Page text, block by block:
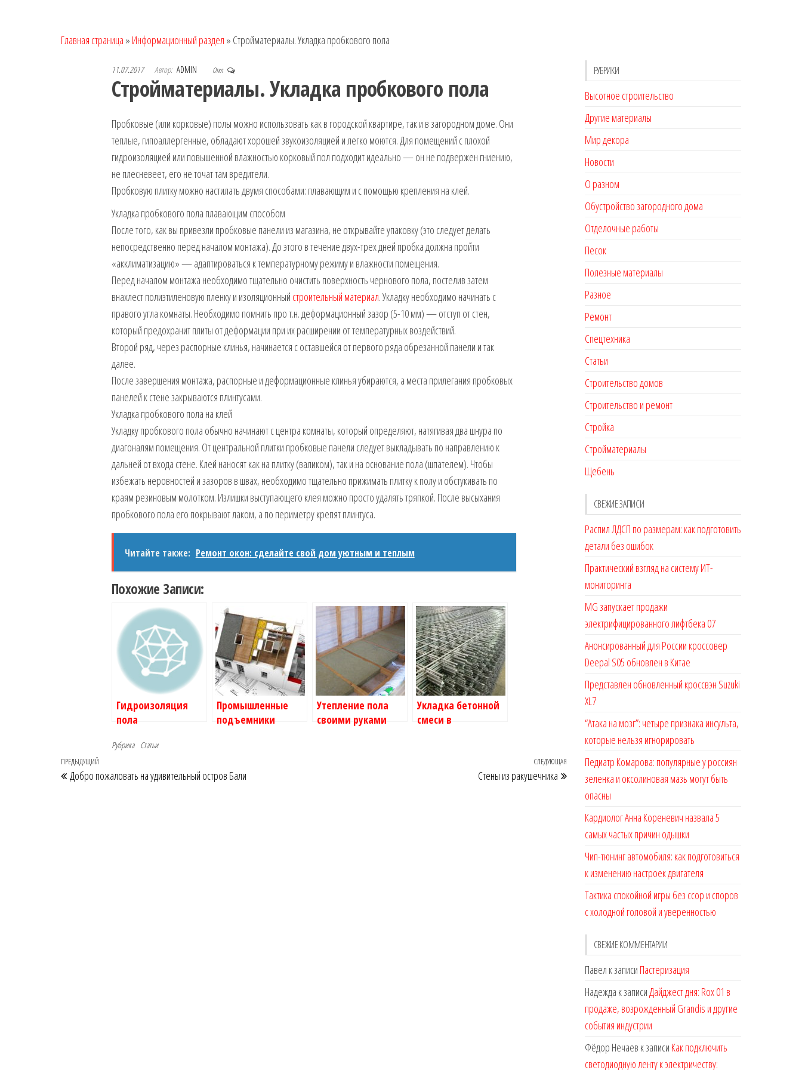
Главная страница » Информационный раздел » Стройматериалы. Укладка пробкового пола
11.07.2017 Автор: ADMIN Откл
Стройматериалы. Укладка пробкового пола
Пробковые (или корковые) полы можно использовать как в городской квартире, так и в загородном доме. Они
теплые, гипоаллергенные, обладают хорошей звукоизоляцией и легко моются. Для помещений с плохой
гидроизоляцией или повышенной влажностью корковый пол подходит идеально — он не подвержен гниению,
не плесневеет, его не точат там вредители.
Пробковую плитку можно настилать двумя способами: плавающим и с помощью крепления на клей.
Укладка пробкового пола плавающим способом
После того, как вы привезли пробковые панели из магазина, не открывайте упаковку (это следует делать
непосредственно перед началом монтажа). До этого в течение двух-трех дней пробка должна пройти
«акклиматизацию» — адаптироваться к температурному режиму и влажности помещения.
Перед началом монтажа необходимо тщательно очистить поверхность чернового пола, постелив затем
внахлест полиэтиленовую пленку и изоляционный строительный материал. Укладку необходимо начинать с
правого угла комнаты. Необходимо помнить про т.н. деформационный зазор (5-10 мм) — отступ от стен,
который предохранит плиты от деформации при их расширении от температурных воздействий.
Второй ряд, через распорные клинья, начинается с оставшейся от первого ряда обрезанной панели и так
далее.
После завершения монтажа, распорные и деформационные клинья убираются, а места прилегания пробковых
панелей к стене закрываются плинтусами.
Укладка пробкового пола на клей
Укладку пробкового пола обычно начинают с центра комнаты, который определяют, натягивая два шнура по
диагоналям помещения. От центральной плитки пробковые панели следует выкладывать по направлению к
дальней от входа стене. Клей наносят как на плитку (валиком), так и на основание пола (шпателем). Чтобы
избежать неровностей и зазоров в швах, необходимо тщательно прижимать плитку к полу и обстукивать по
краям резиновым молотком. Излишки выступающего клея можно просто удалять тряпкой. После высыхания
пробкового пола его покрывают лаком, а по периметру крепят плинтуса.
Читайте также: Ремонт окон: сделайте свой дом уютным и теплым
Похожие Записи:
Гидроизоляция
пола
Промышленные
подъемники
Утепление пола
своими руками
Укладка бетонной
смеси в
Рубрика Статьи
Навигация
по
Предыдущая
запись
ПРЕДЫДУЩИЙ
Добро пожаловать на удивительный остров Бали
Следующая
запись
СЛЕДУЮЩАЯ
Стены из ракушечника
РУБРИКИ
Высотное строительство
Другие материалы
Мир декора
Новости
О разном
Обустройство загородного дома
Отделочные работы
Песок
Полезные материалы
Разное
Ремонт
Спецтехника
Статьи
Строительство домов
Строительство и ремонт
Стройка
Стройматериалы
Щебень
СВЕЖИЕ ЗАПИСИ
Распил ЛДСП по размерам: как подготовить
детали без ошибок
Практический взгляд на систему ИТ-
мониторинга
MG запускает продажи
электрифицированного лифтбека 07
Анонсированный для России кроссовер
Deepal S05 обновлен в Китае
Представлен обновленный кроссвэн Suzuki
XL7
“Атака на мозг”: четыре признака инсульта,
которые нельзя игнорировать
Педиатр Комарова: популярные у россиян
зеленка и оксолиновая мазь могут быть
опасны
Кардиолог Анна Кореневич назвала 5
самых частых причин одышки
Чип-тюнинг автомобиля: как подготовиться
к изменению настроек двигателя
Тактика спокойной игры без ссор и споров
с холодной головой и уверенностью
СВЕЖИЕ КОММЕНТАРИИ
Павел к записи Пастеризация
Надежда к записиДайджест дня: Rox 01 в
продаже, возрожденный Grandis и другие
события индустрии
Фёдор Нечаев к записи Как подключить
светодиодную ленту к электричеству: